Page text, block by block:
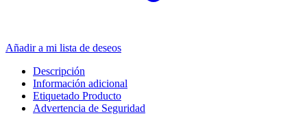
Añadir a mi lista de deseos
Descripción
Información adicional
Etiquetado Producto
Advertencia de Seguridad